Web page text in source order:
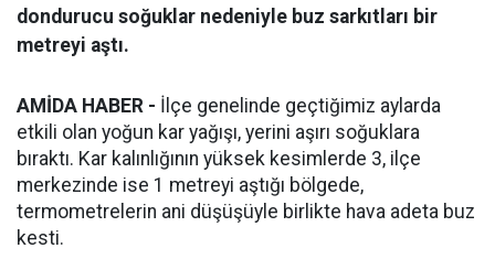
dondurucu soğuklar nedeniyle buz sarkıtları bir
metreyi aştı.
AMİDA HABER - İlçe genelinde geçtiğimiz aylarda
etkili olan yoğun kar yağışı, yerini aşırı soğuklara
bıraktı. Kar kalınlığının yüksek kesimlerde 3, ilçe
merkezinde ise 1 metreyi aştığı bölgede,
termometrelerin ani düşüşüyle birlikte hava adeta buz
kesti.